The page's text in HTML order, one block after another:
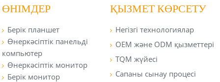
ӨНІМДЕР
Берік планшет
Өнеркәсіптік панельді
компьютер
Өнеркәсіптік монитор
Берік монитор
ҚЫЗМЕТ КӨРСЕТУ
Негізгі технологиялар
OEM және ODM қызметтері
TQM жүйесі
Сапаны сынау процесі